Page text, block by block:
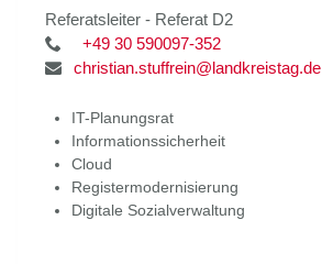
Referatsleiter - Referat D2
+49 30 590097-352
christian.stuffrein@landkreistag.de
IT-Planungsrat
Informationssicherheit
Cloud
Registermodernisierung
Digitale Sozialverwaltung